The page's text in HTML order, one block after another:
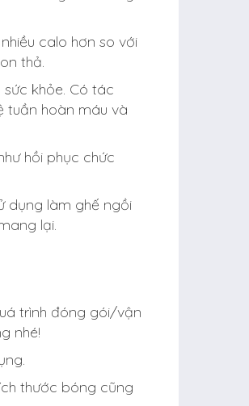
calo hơn so với
thả.
khỏe. Có tác
tuần hoàn máu và
hồi phục chức
dụng làm ghế ngồi
lại.
trình đóng gói/vận
nhé!
thước bóng cũng